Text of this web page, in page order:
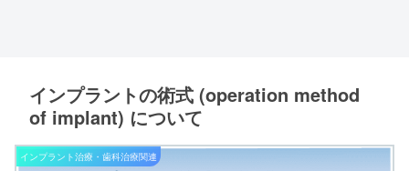
インプラントの術式 (operation method
of implant) について
インプラント治療・歯科治療関連